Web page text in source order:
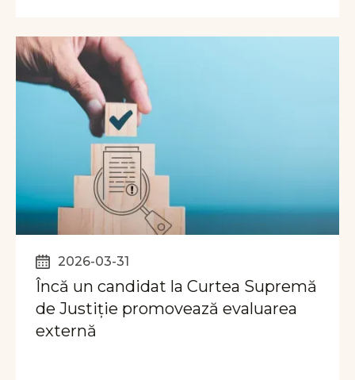
2026-03-31
Încă un candidat la Curtea Supremă
de Justiție promovează evaluarea
externă